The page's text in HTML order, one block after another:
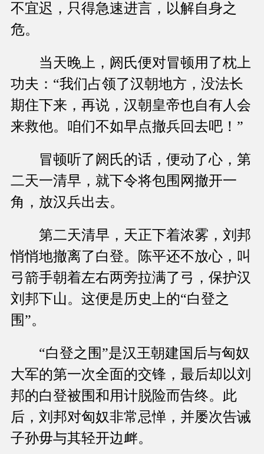
不宜迟，只得急速进言，以解自身之
危。
当天晚上，阏氏便对冒顿用了枕上
功夫：“我们占领了汉朝地方，没法长
期住下来，再说，汉朝皇帝也自有人会
来救他。咱们不如早点撤兵回去吧！”
冒顿听了阏氏的话，便动了心，第
二天一清早，就下令将包围网撤开一
角，放汉兵出去。
第二天清早，天正下着浓雾，刘邦
悄悄地撤离了白登。陈平还不放心，叫
弓箭手朝着左右两旁拉满了弓，保护汉
刘邦下山。这便是历史上的“白登之
围”。
“白登之围”是汉王朝建国后与匈奴
大军的第一次全面的交锋，最后却以刘
邦的白登被围和用计脱险而告终。此
后，刘邦对匈奴非常忌惮，并屡次告诫
子孙毋与其轻开边衅。